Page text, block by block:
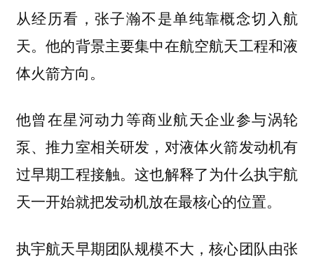
从经历看，张子瀚不是单纯靠概念切入航
天。他的背景主要集中在航空航天工程和液
体火箭方向。
他曾在星河动力等商业航天企业参与涡轮
泵、推力室相关研发，对液体火箭发动机有
过早期工程接触。这也解释了为什么执宇航
天一开始就把发动机放在最核心的位置。
执宇航天早期团队规模不大，核心团队由张